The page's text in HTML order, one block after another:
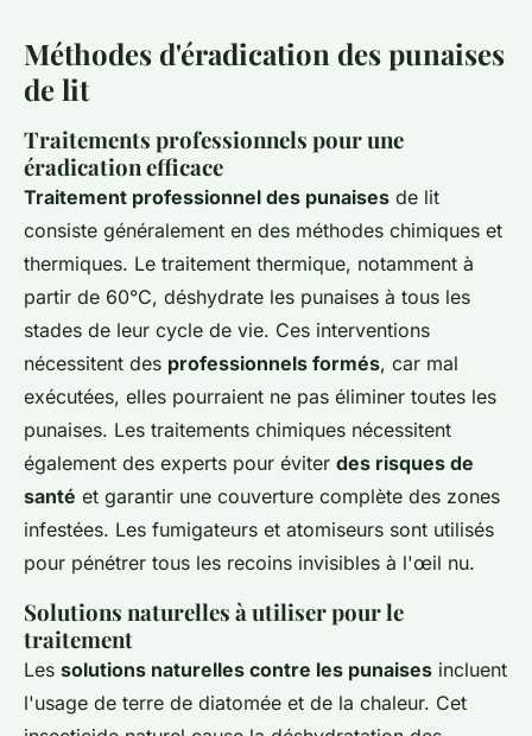
Méthodes d'éradication des punaises
de lit
Traitements professionnels pour une
éradication efficace
Traitement professionnel des punaises de lit
consiste généralement en des méthodes chimiques et
thermiques. Le traitement thermique, notamment à
partir de 60°C, déshydrate les punaises à tous les
stades de leur cycle de vie. Ces interventions
nécessitent des professionnels formés, car mal
exécutées, elles pourraient ne pas éliminer toutes les
punaises. Les traitements chimiques nécessitent
également des experts pour éviter des risques de
santé et garantir une couverture complète des zones
infestées. Les fumigateurs et atomiseurs sont utilisés
pour pénétrer tous les recoins invisibles à l'œil nu.
Solutions naturelles à utiliser pour le
traitement
Les solutions naturelles contre les punaises incluent
l'usage de terre de diatomée et de la chaleur. Cet